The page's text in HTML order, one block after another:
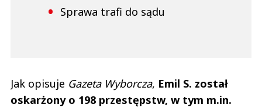
Sprawa trafi do sądu
Jak opisuje Gazeta Wyborcza, Emil S. został
oskarżony o 198 przestępstw, w tym m.in.